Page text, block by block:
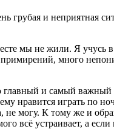
грубая и неприятная
мы не жили. Я
много
и самый
нравится играть по
могу. К тому же и
всё устраивает, а